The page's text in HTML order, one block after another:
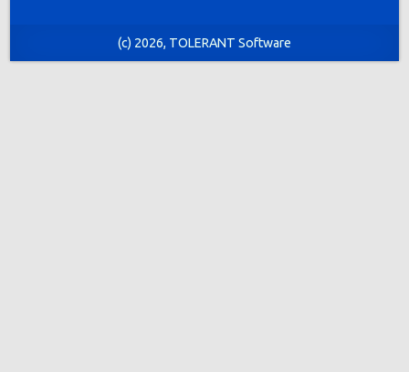
(c) 2026, TOLERANT Software